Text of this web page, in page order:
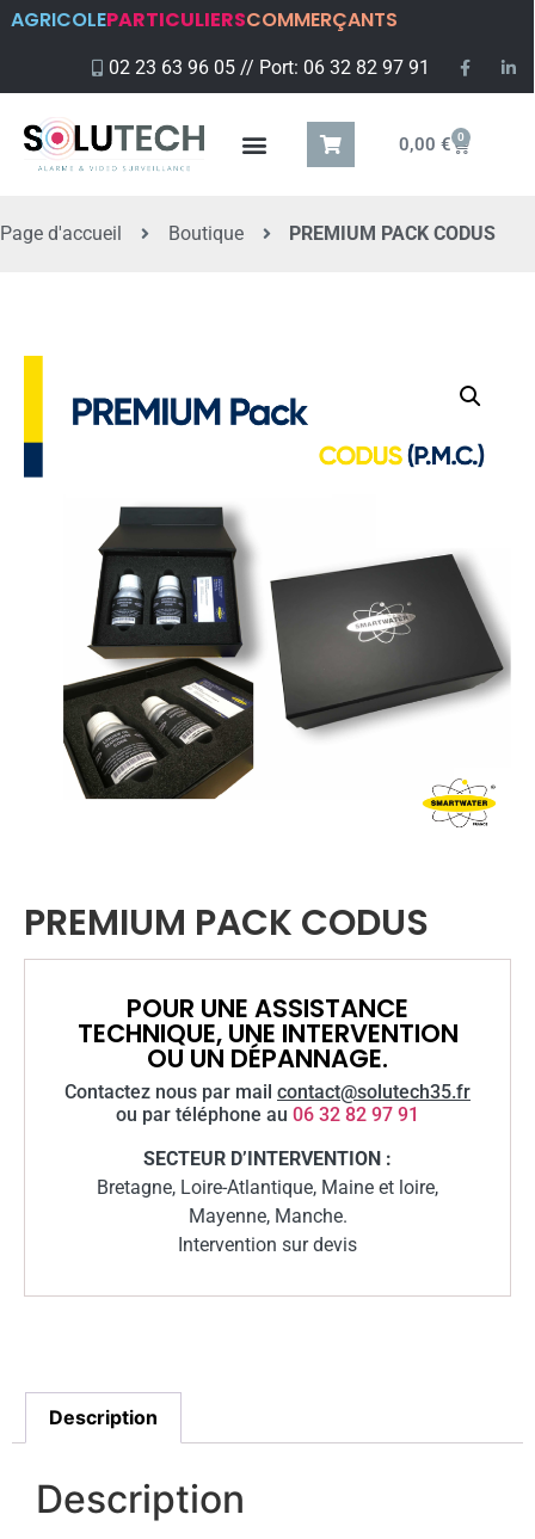
AGRICOLEPARTICULIERSCOMMERÇANTS
02 23 63 96 05 // Port: 06 32 82 97 91
0,00 € 0
Page d'accueil Boutique PREMIUM PACK CODUS
PREMIUM PACK CODUS
POUR UNE ASSISTANCE
TECHNIQUE, UNE INTERVENTION
OU UN DÉPANNAGE.
Contactez nous par mail contact@solutech35.fr
ou par téléphone au 06 32 82 97 91
SECTEUR D’INTERVENTION :
Bretagne, Loire-Atlantique, Maine et loire,
Mayenne, Manche.
Intervention sur devis
Description
Description